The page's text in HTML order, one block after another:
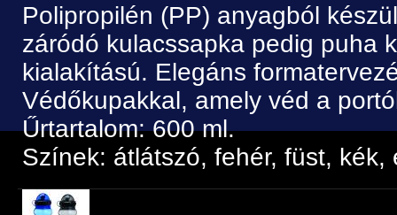
Polipropilén (PP) anyagból
záródó kulacssapka pedig puha
kialakítású. Elegáns
Védőkupakkal, amely véd a
Űrtartalom: 600 ml.
Színek: átlátszó, fehér, füst, kék,